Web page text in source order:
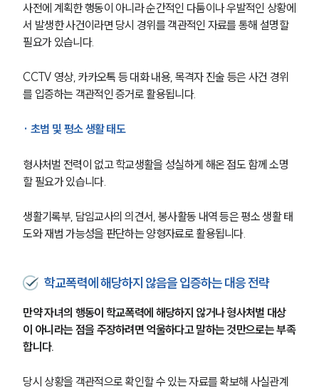
사전에 계획한 행동이 아니라 순간적인 다툼이나 우발적인 상황에
서 발생한 사건이라면 당시 경위를 객관적인 자료를 통해 설명할
필요가 있습니다.
CCTV 영상, 카카오톡 등 대화 내용, 목격자 진술 등은 사건 경위
를 입증하는 객관적인 증거로 활용됩니다.
· 초범 및 평소 생활 태도
형사처벌 전력이 없고 학교생활을 성실하게 해온 점도 함께 소명
할 필요가 있습니다.
생활기록부, 담임교사의 의견서, 봉사활동 내역 등은 평소 생활 태
도와 재범 가능성을 판단하는 양형자료로 활용됩니다.
학교폭력에 해당하지 않음을 입증하는 대응 전략
만약 자녀의 행동이 학교폭력에 해당하지 않거나 형사처벌 대상
이 아니라는 점을 주장하려면 억울하다고 말하는 것만으로는 부족
합니다.
당시 상황을 객관적으로 확인할 수 있는 자료를 확보해 사실관계